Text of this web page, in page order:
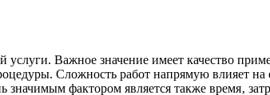
услуги. Важное значение имеет качество
Сложность работ напрямую влияет на
фактором является также время‚